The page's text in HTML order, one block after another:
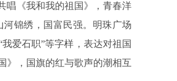
唱《我和我的祖国》，青春洋
锦绣，国富民强。明珠广场
我爱石职”等字样，表达对祖国
》
， 国旗的红与歌声的潮相互